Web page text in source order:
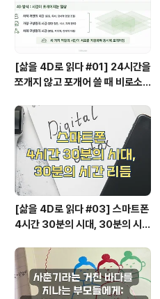
생각하니 비로소가 지향하는 바대로 ’젊은..
[삶을 4D로 읽다 #01] 24시간을
쪼개지 않고 포개어 쓸 때 비로소
[삶을 4D로 읽다 #03] 스마트폰
4시간 30분의 시대, 30분의 시간